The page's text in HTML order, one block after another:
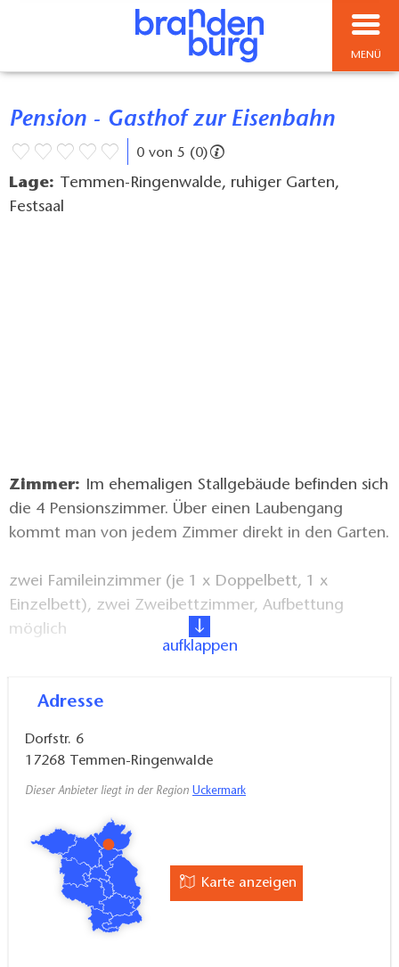
MENÜ
Pension - Gasthof zur Eisenbahn
0 von 5 (0)
Lage:
Temmen-Ringenwalde, ruhiger Garten,
Festsaal
Zimmer: Im ehemaligen Stallgebäude befinden sich
die 4 Pensionszimmer. Über einen Laubengang
kommt man von jedem Zimmer direkt in den Garten.
zwei Famileinzimmer (je 1 x Doppelbett, 1 x
Einzelbett), zwei Zweibettzimmer, Aufbettung
möglich
eigenes Bad mit Dusche/WC. Inklusive Bettwäsche
Haustiere auf Anfrage, Rabatte für längere
Aufenthalte möglich
Gasthof mit regionalen Speisen im Haus
aufklappen
Adresse
Dorfstr. 6
17268 Temmen-Ringenwalde
Dieser Anbieter liegt in der Region Uckermark
Karte anzeigen